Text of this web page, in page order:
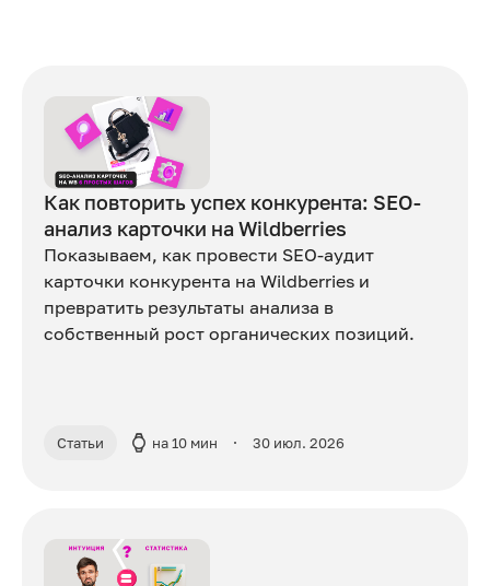
Как повторить успех конкурента: SEO-
анализ карточки на Wildberries
Показываем, как провести SEO-аудит
карточки конкурента на Wildberries и
превратить результаты анализа в
собственный рост органических позиций.
Статьи на 10 мин 30 июл. 2026